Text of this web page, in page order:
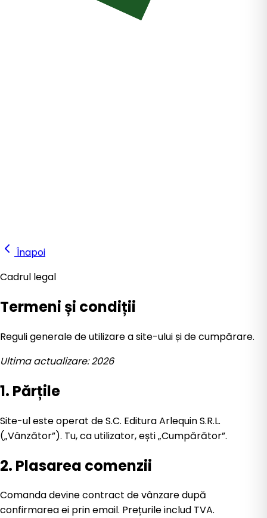
Înapoi
Cadrul legal
Termeni și condiții
Reguli generale de utilizare a site-ului și de cumpărare.
Ultima actualizare: 2026
1. Părțile
Site-ul este operat de S.C. Editura Arlequin S.R.L.
(„Vânzător”). Tu, ca utilizator, ești „Cumpărător”.
2. Plasarea comenzii
Comanda devine contract de vânzare după
confirmarea ei prin email. Prețurile includ TVA.